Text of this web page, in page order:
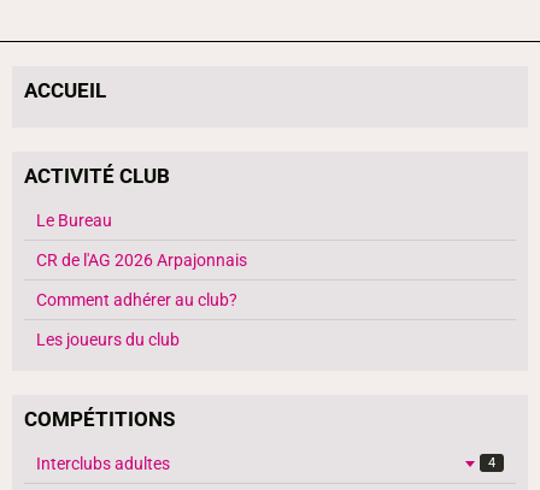
ACCUEIL
ACTIVITÉ CLUB
Le Bureau
CR de l'AG 2026 Arpajonnais
Comment adhérer au club?
Les joueurs du club
COMPÉTITIONS
Interclubs adultes 4